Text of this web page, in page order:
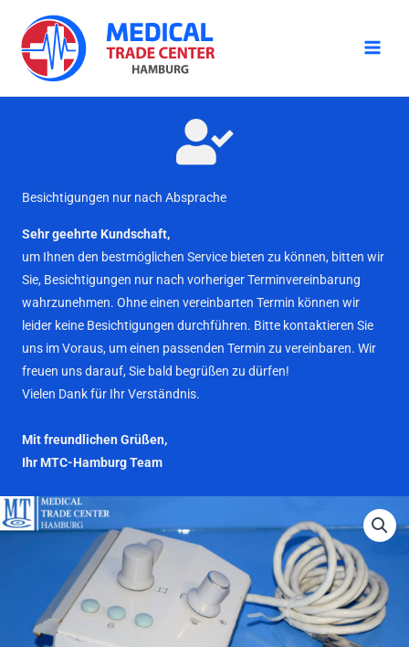
Inhalt
springen
Besichtigungen nur nach Absprache
Sehr geehrte Kundschaft,
um Ihnen den bestmöglichen Service bieten zu können, bitten wir
Sie, Besichtigungen nur nach vorheriger Terminvereinbarung
wahrzunehmen. Ohne einen vereinbarten Termin können wir
leider keine Besichtigungen durchführen. Bitte kontaktieren Sie
uns im Voraus, um einen passenden Termin zu vereinbaren. Wir
freuen uns darauf, Sie bald begrüßen zu dürfen!
Vielen Dank für Ihr Verständnis.
Mit freundlichen Grüßen,
Ihr MTC-Hamburg Team